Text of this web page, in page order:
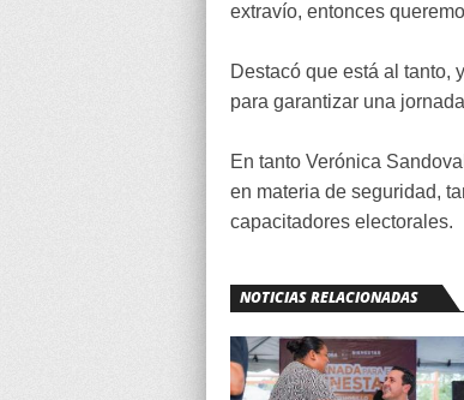
extravío, entonces
Destacó que está al tanto,
para garantizar una
En tanto Verónica
en materia de seguridad,
capacitadores electorales.
NOTICIAS RELACIONADAS